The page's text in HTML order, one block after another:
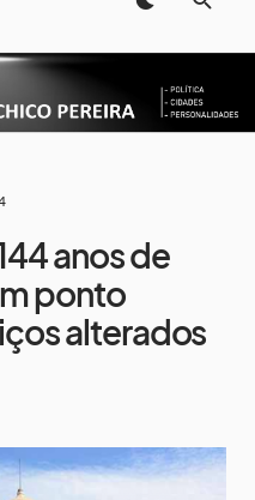
anos de
ponto
alterados